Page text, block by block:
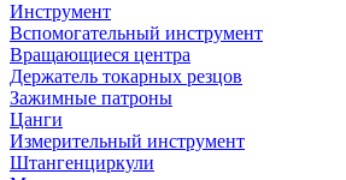
Инструмент
Вспомогательный инструмент
Вращающиеся центра
Держатель токарных резцов
Зажимные патроны
Цанги
Измерительный инструмент
Штангенциркули